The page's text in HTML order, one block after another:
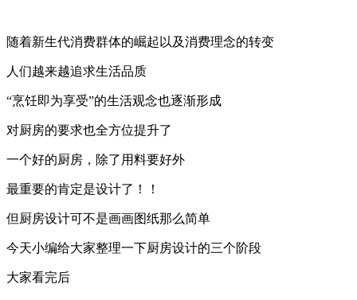
随着新生代消费群体的崛起以及消费理念的转变
人们越来越追求生活品质
“烹饪即为享受”的生活观念也逐渐形成
对厨房的要求也全方位提升了
一个好的厨房，除了用料要好外
最重要的肯定是设计了！！
但厨房设计可不是画画图纸那么简单
今天小编给大家整理一下厨房设计的三个阶段
大家看完后